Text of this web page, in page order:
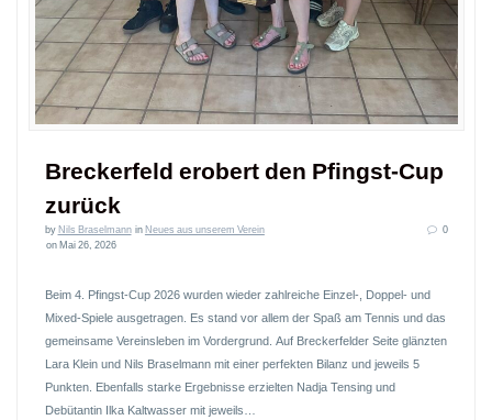
Breckerfeld erobert den Pfingst-Cup
zurück
byNils Braselmann inNeues aus unserem Verein
on Mai 26, 2026
0
Beim 4. Pfingst-Cup 2026 wurden wieder zahlreiche Einzel-, Doppel- und
Mixed-Spiele ausgetragen. Es stand vor allem der Spaß am Tennis und das
gemeinsame Vereinsleben im Vordergrund. Auf Breckerfelder Seite glänzten
Lara Klein und Nils Braselmann mit einer perfekten Bilanz und jeweils 5
Punkten. Ebenfalls starke Ergebnisse erzielten Nadja Tensing und
Debütantin Ilka Kaltwasser mit jeweils…